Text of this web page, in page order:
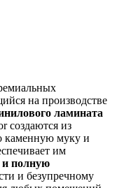
на производстве
ламината
создаются из
каменную муку и
им
и полную
и безупречному